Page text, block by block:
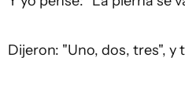
Dijeron: "Uno, dos, tres", y